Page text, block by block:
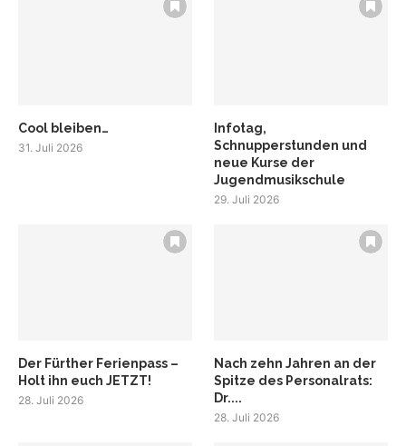
Cool bleiben…
31. Juli 2026
Infotag,
Schnupperstunden und
neue Kurse der
Jugendmusikschule
29. Juli 2026
Der Fürther Ferienpass –
Holt ihn euch JETZT!
28. Juli 2026
Nach zehn Jahren an der
Spitze des Personalrats:
Dr....
28. Juli 2026